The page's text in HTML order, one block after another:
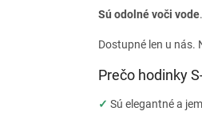
Sú odolné voči vode
Dostupné len u nás.
Prečo hodinky
✓ Sú elegantné a